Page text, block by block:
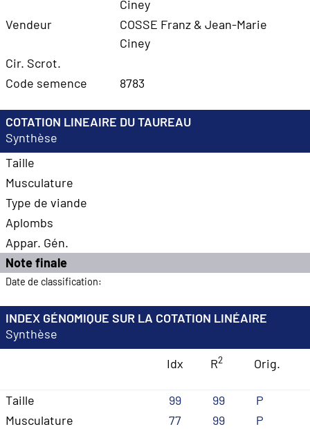
Ciney
Vendeur
COSSE Franz & Jean-Marie
Ciney
Cir. Scrot.
Code semence
8783
COTATION LINEAIRE DU TAUREAU
Synthèse
Taille
Musculature
Type de viande
Aplombs
Appar. Gén.
Note finale
Date de classification:
INDEX GÉNOMIQUE SUR LA COTATION LINÉAIRE
Synthèse
Idx
R2 Orig.
Taille 99 99
P
Musculature
77 99
P